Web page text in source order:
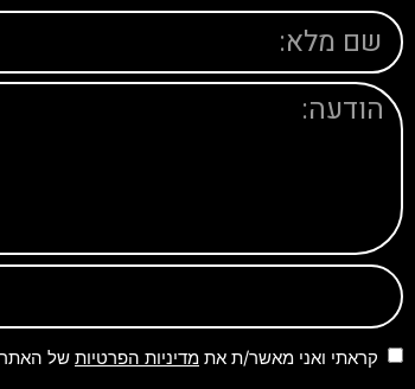
קראתי ואני מאשר/ת את מדיניות הפרטיות של